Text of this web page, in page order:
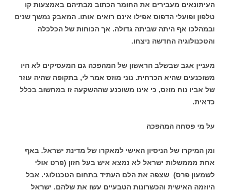
העיתונאים מעבירים את החומר הכתוב מבתיהם באמצעות קו
טלפון ופועלי הדפוס אפילו אינם רואים אותו. המאבק נמשך שנים
ובמהלכו אף היתה שביתה גדולה. אך הכוחות של הכלכלה
והטכנולוגיה החדשה ניצחו.
מעניין אגב שבשלב הראשון של המהפכה גם המעסיקים לא היו
משוכנעים שהיא הכרחית. נוני מוזס אמר לי, בתקופה שהיה עוזר
של אביו נוח מוזס, כי אינו משוכנע שההשקעה זו במחשוב בכלל
כדאית.
על מי פסחה המהפכה
ומן המיקרו של הניסיון האישי למאקרו של מדינת ישראל. באף
אחת מממשלות ישראל לא נמצא איש בעל חזון (פרט אולי
לשמעון פרס) שצפה את הלם העתיד בתחום הטכנולוגי. אבל
היוזמה האישית והכשרונות הטבעיים עשו את שלהם. ישראל